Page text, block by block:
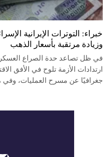
خبراء: التوترات الإيرانية
وزيادة مرتقبة بأسعار الذهب
في ظل تصاعد حدة الصراع
ارتدادات الأزمة تلوح في الأفق
جغرافيًا عن مسرح العمليات، وفي